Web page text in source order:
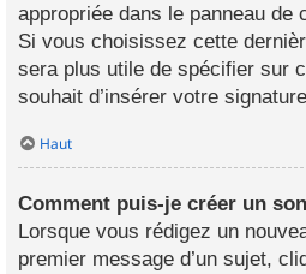
appropriée dans le panneau de
Si vous choisissez cette
sera plus utile de spécifier sur
souhait d’insérer votre
Haut
Comment puis-je créer un
Lorsque vous rédigez un
premier message d’un sujet,